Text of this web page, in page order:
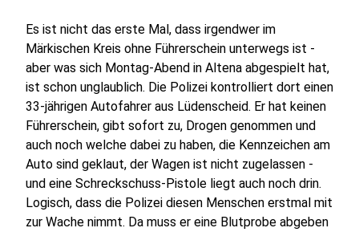
Es ist nicht das erste Mal, dass irgendwer im
Märkischen Kreis ohne Führerschein unterwegs ist -
aber was sich Montag-Abend in Altena abgespielt hat,
ist schon unglaublich. Die Polizei kontrolliert dort einen
33-jährigen Autofahrer aus Lüdenscheid. Er hat keinen
Führerschein, gibt sofort zu, Drogen genommen und
auch noch welche dabei zu haben, die Kennzeichen am
Auto sind geklaut, der Wagen ist nicht zugelassen -
und eine Schreckschuss-Pistole liegt auch noch drin.
Logisch, dass die Polizei diesen Menschen erstmal mit
zur Wache nimmt. Da muss er eine Blutprobe abgeben